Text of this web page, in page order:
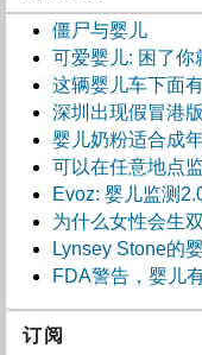
僵尸与婴儿
可爱婴儿: 困了你
这辆婴儿车下面
深圳出现假冒港
婴儿奶粉适合成
可以在任意地点
Evoz: 婴儿监测
为什么女性会生
Lynsey Stone的
FDA警告，婴儿
订阅